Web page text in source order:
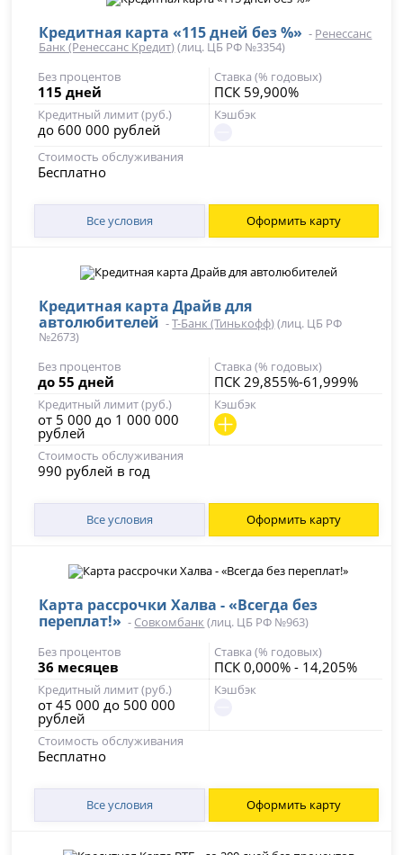
Кредитная карта «115 дней без %» - Ренессанс
Банк (Ренессанс Кредит)(лиц. ЦБ РФ №3354)
Без процентов
115 дней
Ставка (% годовых)
ПСК 59,900%
Кредитный лимит (руб.)
до 600 000 рублей
Кэшбэк
Стоимость обслуживания
Бесплатно
Все условия Оформить карту
Кредитная карта Драйв для
автолюбителей -Т-Банк (Тинькофф)(лиц. ЦБ РФ
№2673)
Без процентов
до 55 дней
Ставка (% годовых)
ПСК 29,855%-61,999%
Кредитный лимит (руб.)
от 5 000 до 1 000 000
рублей
Кэшбэк
Стоимость обслуживания
990 рублей в год
Все условия Оформить карту
Карта рассрочки Халва - «Всегда без
переплат!» - Совкомбанк (лиц. ЦБ РФ №963)
Без процентов
36 месяцев
Ставка (% годовых)
ПСК 0,000% - 14,205%
Кредитный лимит (руб.)
от 45 000 до 500 000
рублей
Кэшбэк
Стоимость обслуживания
Бесплатно
Все условия Оформить карту